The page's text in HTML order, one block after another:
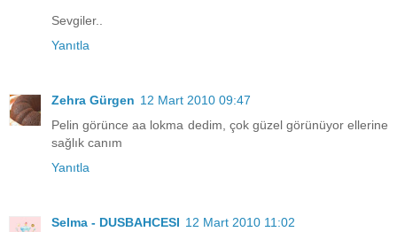
Sevgiler..
Yanıtla
Zehra Gürgen 12 Mart 2010 09:47
Pelin görünce aa lokma dedim, çok güzel görünüyor ellerine
sağlık canım
Yanıtla
Selma - DUSBAHCESI 12 Mart 2010 11:02